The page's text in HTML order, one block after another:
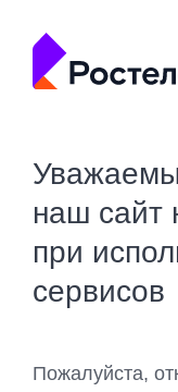
наш сайт
при
сервисов
Пожалуйста,